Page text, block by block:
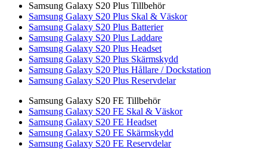
Samsung Galaxy S20 Plus Tillbehör
Samsung Galaxy S20 Plus Skal & Väskor
Samsung Galaxy S20 Plus Batterier
Samsung Galaxy S20 Plus Laddare
Samsung Galaxy S20 Plus Headset
Samsung Galaxy S20 Plus Skärmskydd
Samsung Galaxy S20 Plus Hållare / Dockstation
Samsung Galaxy S20 Plus Reservdelar
Samsung Galaxy S20 FE Tillbehör
Samsung Galaxy S20 FE Skal & Väskor
Samsung Galaxy S20 FE Headset
Samsung Galaxy S20 FE Skärmskydd
Samsung Galaxy S20 FE Reservdelar